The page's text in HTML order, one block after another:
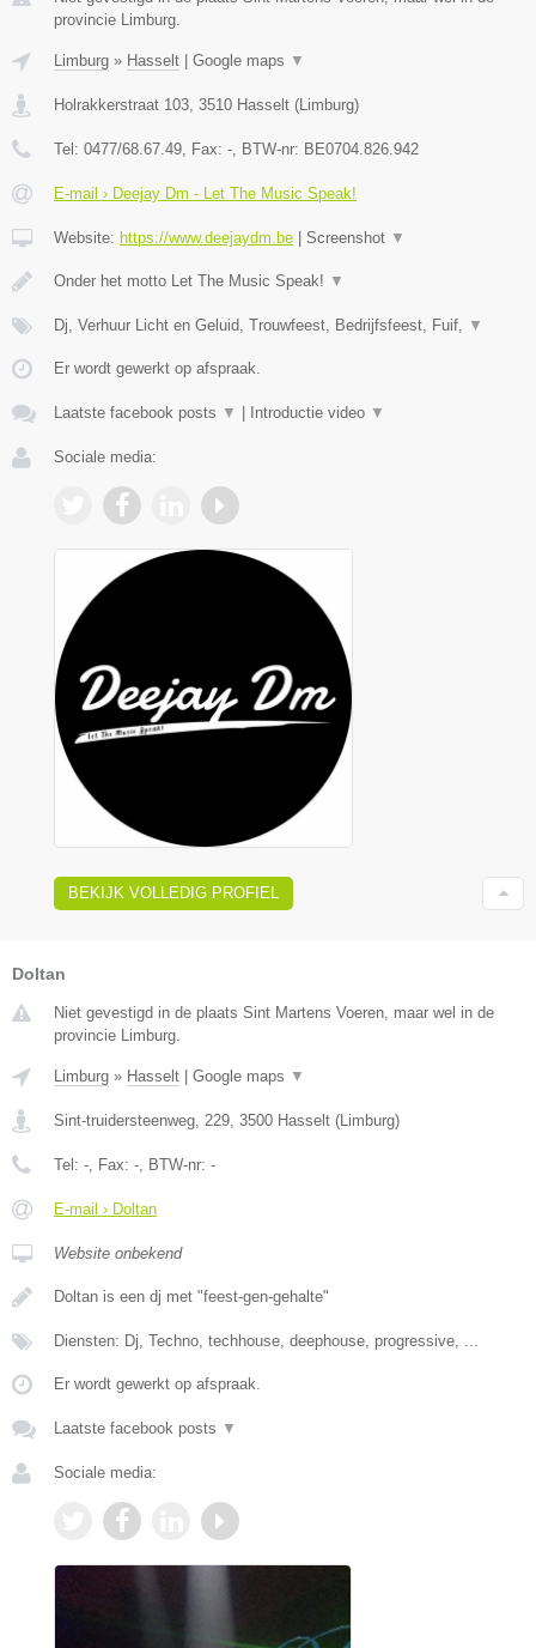
provincie Limburg.
Limburg » Hasselt Google maps ▼
Holrakkerstraat 103, 3510 Hasselt (Limburg)
Tel: 0477/68.67.49, Fax: -, BTW-nr: BE0704.826.942
E-mail › Deejay Dm - Let The Music Speak!
Website: https://www.deejaydm.be Screenshot ▼
Onder het motto Let The Music Speak! ▼
Dj, Verhuur Licht en Geluid, Trouwfeest, Bedrijfsfeest, Fuif, ▼
Er wordt gewerkt op afspraak.
Laatste facebook posts ▼ Introductie video ▼
Sociale media:
BEKIJK VOLLEDIG PROFIEL
Doltan
Niet gevestigd in de plaats Sint Martens Voeren, maar wel in de
provincie Limburg.
Limburg » Hasselt Google maps ▼
Sint-truidersteenweg, 229, 3500 Hasselt (Limburg)
Tel: -, Fax: -, BTW-nr: -
E-mail › Doltan
Website onbekend
Doltan is een dj met "feest-gen-gehalte"
Diensten: Dj, Techno, techhouse, deephouse, progressive, ...
Er wordt gewerkt op afspraak.
Laatste facebook posts ▼
Sociale media: